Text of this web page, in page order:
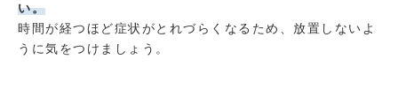
い。
時間が経つほど症状がとれづらくなるため、放置しないよ
うに気をつけましょう。